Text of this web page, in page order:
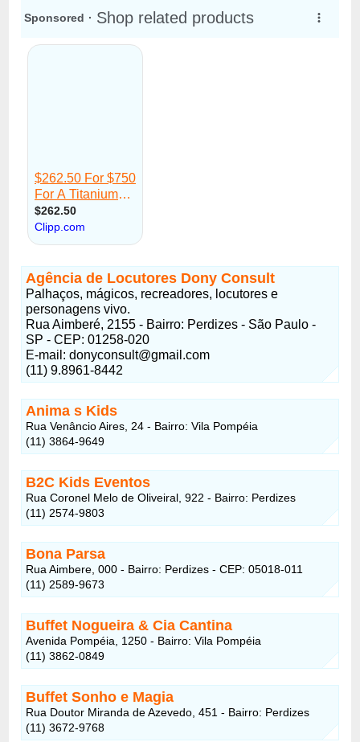
Agência de Locutores Dony Consult
Palhaços, mágicos, recreadores, locutores e
personagens vivo.
Rua Aimberé, 2155 - Bairro: Perdizes - São Paulo -
SP - CEP: 01258-020
E-mail: donyconsult@gmail.com
(11) 9.8961-8442
Anima s Kids
Rua Venâncio Aires, 24 - Bairro: Vila Pompéia
(11) 3864-9649
B2C Kids Eventos
Rua Coronel Melo de Oliveiral, 922 - Bairro: Perdizes
(11) 2574-9803
Bona Parsa
Rua Aimbere, 000 - Bairro: Perdizes - CEP: 05018-011
(11) 2589-9673
Buffet Nogueira & Cia Cantina
Avenida Pompéia, 1250 - Bairro: Vila Pompéia
(11) 3862-0849
Buffet Sonho e Magia
Rua Doutor Miranda de Azevedo, 451 - Bairro: Perdizes
(11) 3672-9768